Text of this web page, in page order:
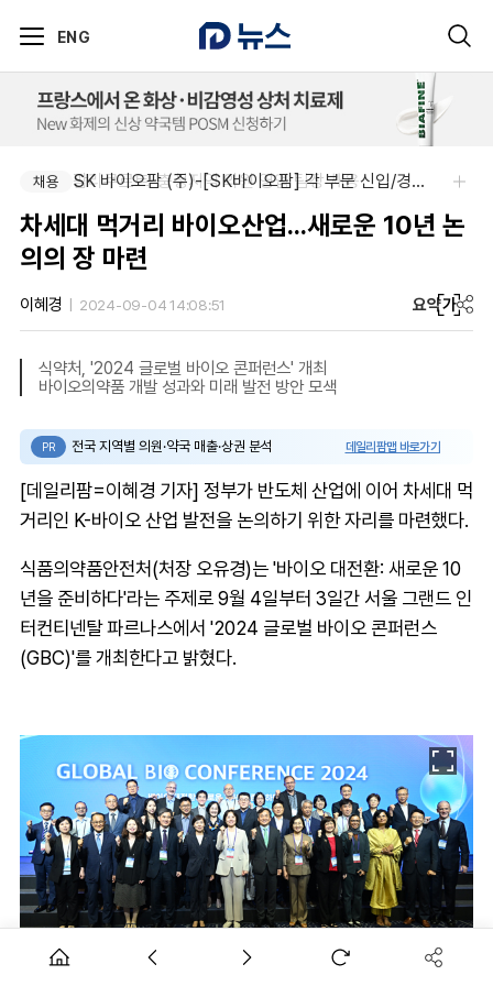
ENG
채용 팜리쿠르트-충청지역 의원 영업 팀장 채용
채용 SK 바이오팜 (주)-[SK바이오팜] 각 부문 신입/경력 구성원 영입
차세대 먹거리 바이오산업...새로운 10년 논
의의 장 마련
이혜경 2024-09-04 14:08:51 요약가
식약처, '2024 글로벌 바이오 콘퍼런스' 개최
바이오의약품 개발 성과와 미래 발전 방안 모색
PR 전국 지역별 의원·약국 매출·상권 분석 데일리팜맵 바로가기
[데일리팜=이혜경 기자] 정부가 반도체 산업에 이어 차세대 먹
거리인 K-바이오 산업 발전을 논의하기 위한 자리를 마련했다.
식품의약품안전처(처장 오유경)는 '바이오 대전환: 새로운 10
년을 준비하다'라는 주제로 9월 4일부터 3일간 서울 그랜드 인
터컨티넨탈 파르나스에서 '2024 글로벌 바이오 콘퍼런스
(GBC)'를 개최한다고 밝혔다.